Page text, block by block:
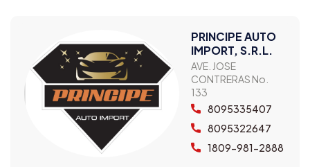
PRINCIPE AUTO
IMPORT, S.R.L.
AVE. JOSE
CONTRERAS No.
133
8095335407
8095322647
1809-981-2888